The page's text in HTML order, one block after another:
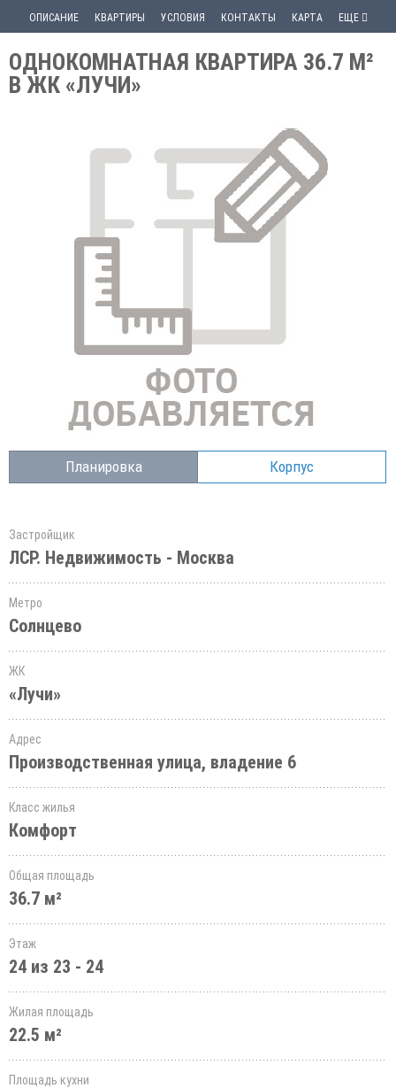
ОПИСАНИЕ КВАРТИРЫ УСЛОВИЯ КОНТАКТЫ КАРТА ЕЩЕ
ОДНОКОМНАТНАЯ КВАРТИРА 36.7 М²
В ЖК «ЛУЧИ»
Планировка Корпус
Застройщик
ЛСР. Недвижимость - Москва
Метро
Солнцево
ЖК
«Лучи»
Адрес
Производственная улица, владение 6
Класс жилья
Комфорт
Общая площадь
36.7 м²
Этаж
24 из 23 - 24
Жилая площадь
22.5 м²
Площадь кухни